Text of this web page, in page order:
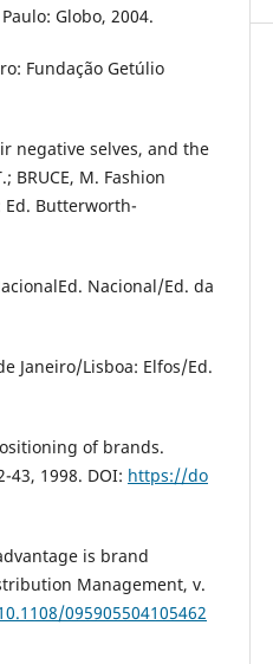
Globo, 2004.
Fundação Getúlio
negative selves, and the
M. Fashion
Ed. Butterworth-
Nacional/Ed. da
Janeiro/Lisboa: Elfos/Ed.
of brands.
43, 1998. DOI: https://do
is brand
Management, v.
095905504105462